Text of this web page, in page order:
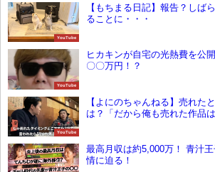
YouTube
【もちまる日記】報告？しば
ることに・・・
YouTube
ヒカキンが自宅の光熱費を公
〇〇万円！？
YouTube
【よにのちゃんねる】売れた
は？「だから俺も売れた作品
最高月収は約5,000万！ 青汁
情に迫る！